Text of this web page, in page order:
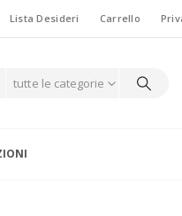
Lista Desideri Carrello
tutte le categorie